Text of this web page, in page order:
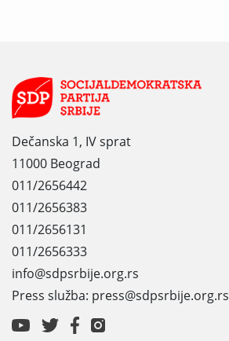
Dečanska 1, IV sprat
11000 Beograd
011/2656442
011/2656383
011/2656131
011/2656333
info@sdpsrbije.org.rs
Press služba: press@sdpsrbije.org.rs